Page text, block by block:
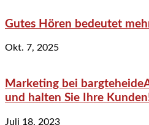
Gutes Hören bedeutet
Okt. 7, 2025
Marketing bei
und halten Sie Ihre
Juli 18, 2023